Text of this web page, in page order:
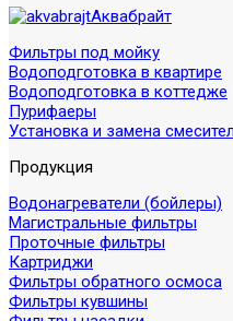
Аквабрайт
Фильтры под мойку
Водоподготовка в квартире
Водоподготовка в коттедже
Пурифаеры
Установка и замена
Продукция
Водонагреватели (бойлеры)
Магистральные фильтры
Проточные фильтры
Картриджи
Фильтры обратного осмоса
Фильтры кувшины